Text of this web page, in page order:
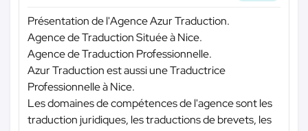
Présentation de l'Agence Azur Traduction.
Agence de Traduction Située à Nice.
Agence de Traduction Professionnelle.
Azur Traduction est aussi une Traductrice
Professionnelle à Nice.
Les domaines de compétences de l'agence sont les
traduction juridiques, les traductions de brevets, les